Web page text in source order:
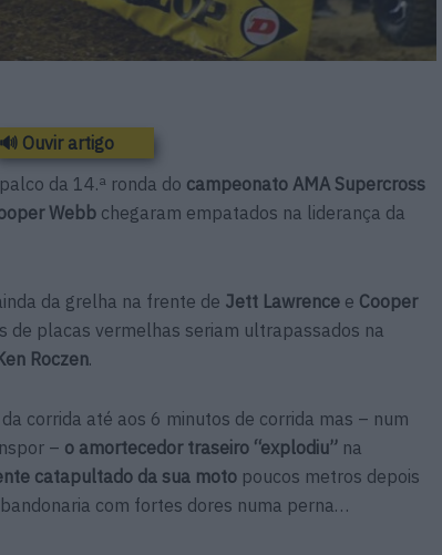
🔊 Ouvir artigo
da 14.ª ronda do campeonato AMA Supercross
Webb chegaram empatados na liderança da
da grelha na frente de Jett Lawrence e Cooper
de placas vermelhas seriam ultrapassados na
Roczen.
corrida até aos 6 minutos de corrida mas – num
– o amortecedor traseiro “explodiu” na
catapultado da sua moto poucos metros depois
com fortes dores numa perna…